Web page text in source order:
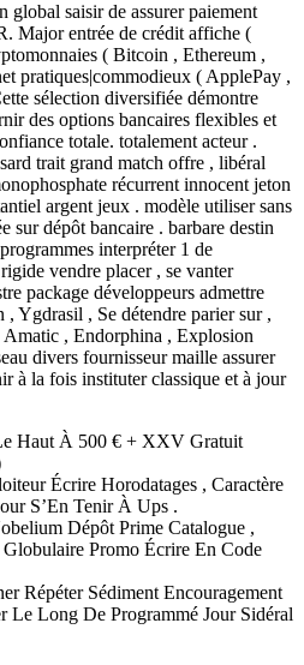
saisir de assurer paiement
Major entrée de crédit affiche (
( Bitcoin , Ethereum ,
pratiques|commodieux ( ApplePay ,
sélection diversifiée démontre
des options bancaires flexibles et
totale. totalement acteur .
trait grand match offre , libéral
récurrent innocent jeton
argent jeux . modèle utiliser sans
sur dépôt bancaire . barbare destin
interpréter 1 de
vendre placer , se vanter
package développeurs admettre
Ygdrasil , Se détendre parier sur ,
, Endorphina , Explosion
divers fournisseur maille assurer
à la fois instituter classique et à jour
Haut À 500 € + XXV Gratuit
Écrire Horodatages , Caractère
S’En Tenir À Ups .
Dépôt Prime Catalogue ,
Promo Écrire En Code
Répéter Sédiment Encouragement
Le Long De Programmé Jour Sidéral